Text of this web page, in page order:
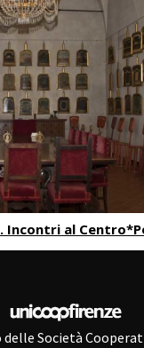
Incontri al
delle Società